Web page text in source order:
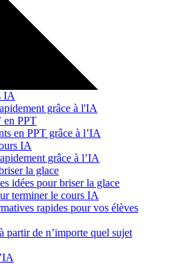
IA
grâce à l'IA
en PPT
en PPT grâce à l’IA
IA
grâce à l’IA
la glace
idées pour briser la glace
terminer le cours IA
rapides pour vos élèves
partir de n’importe quel sujet